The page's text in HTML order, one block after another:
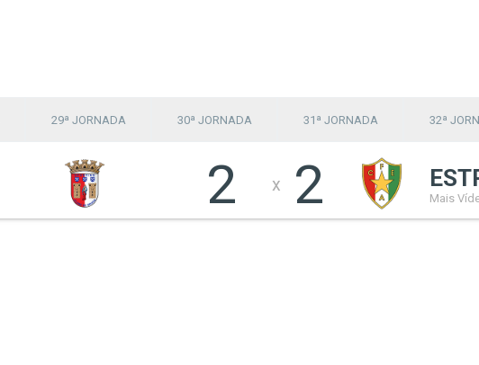
29ª JORNADA 30ª JORNADA 31ª JORNADA 32ª
2 x 2 Mais